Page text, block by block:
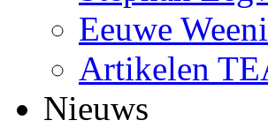
Eeuwe
Artikelen
Nieuws